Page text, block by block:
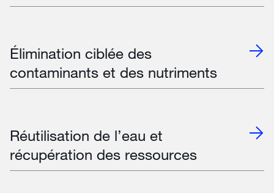
Élimination ciblée des
contaminants et des nutriments
Réutilisation de l’eau et
récupération des ressources